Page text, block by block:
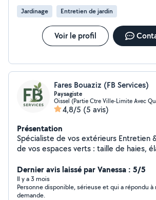
Jardinage Entretien de jardin
Voir le profil
Fares Bouaziz (FB Services)
Paysagiste
Oissel (Partie Ctre Ville-Limite Avec
4,8/5 (5 avis)
Présentation
Spécialiste de vos extérieurs Entretien
de vos espaces verts : taille de haies,
complet : toiture, façade, terrasse, & traitement anti-
mousse 76/27
Dernier avis laissé par Vanessa : 5/5
Il y a 3 mois
Personne disponible, sérieuse et qui a répondu à
demande.